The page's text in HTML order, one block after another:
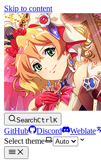
Skip to content
SearchCtrlK
GitHub Discord
Weblate
Select theme